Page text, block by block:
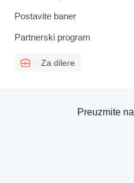
Postavite baner
Partnerski program
Za dilere
Preuzmite